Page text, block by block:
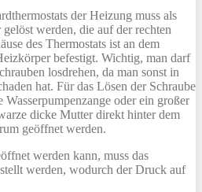
der Heizung muss als
werden, die auf der rechten
des Thermostats ist an dem
befestigt. Wichtig, man darf
losdrehen, da man sonst in
hat. Für das Lösen der Schraube
oder ein großer
dicke Mutter direkt hinter dem
geöffnet werden.
werden kann, muss das
werden, wodurch der Druck auf